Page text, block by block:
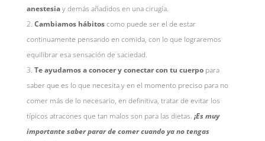
anestesiay demás añadidos en una cirugía.
Cambiamos hábitoscomo puede ser el de estar
continuamente pensando en comida, con lo que lograremos
equilibrar esa sensación de saciedad.
Te ayudamos a conocer y conectar con tu cuerpopara
saber que es lo que necesita y en el momento preciso para no
comer más de lo necesario, en definitiva, tratar de evitar los
típicos atracones que tan malos son para las dietas. ¡Es muy
importante saber parar de comer cuando ya no tengas